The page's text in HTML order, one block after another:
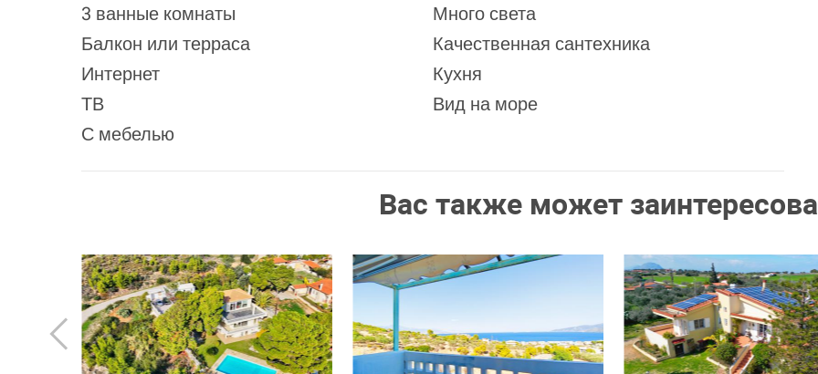
3 ванные комнаты
Балкон или терраса
Интернет
ТВ
С мебелью
Много света
Качественная сантехника
Кухня
Вид на море
Вас также может